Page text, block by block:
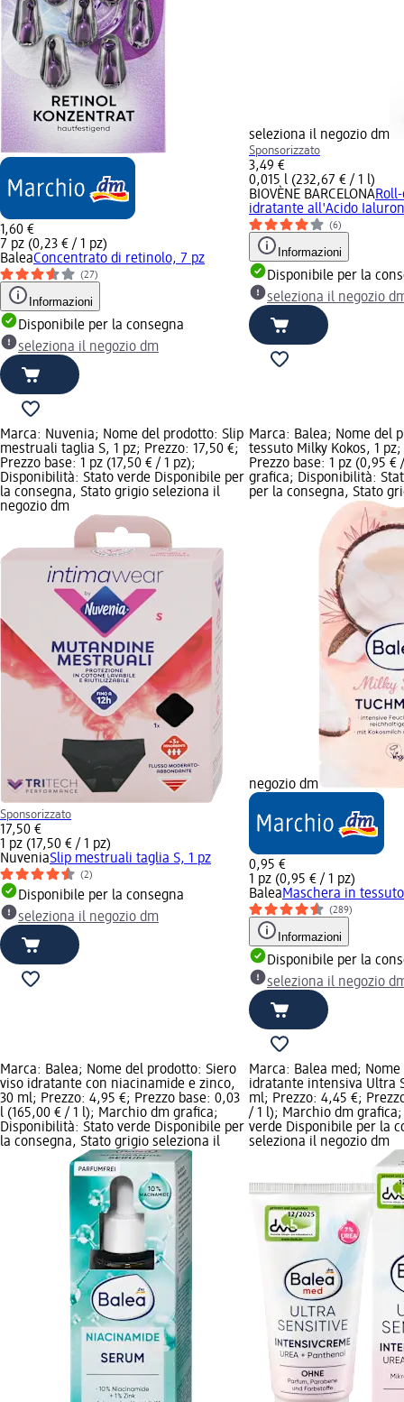
1,60 €
7 pz (0,23 € / 1 pz)
BaleaConcentrato di retinolo, 7 pz
(27)
Informazioni
Disponibile per la consegna
seleziona il negozio dm
seleziona il negozio dm
Sponsorizzato
3,49 €
0,015 l (232,67 € / 1 l)
BIOVÈNE BARCELONA
idratante all'Acido
(6)
Informazioni
Disponibile per la
seleziona il negozio
Marca: Nuvenia; Nome del prodotto: Slip
mestruali taglia S, 1 pz; Prezzo: 17,50 €;
Prezzo base: 1 pz (17,50 € / 1 pz);
Disponibilità: Stato verde Disponibile per
la consegna, Stato grigio seleziona il
negozio dm
Sponsorizzato
17,50 €
1 pz (17,50 € / 1 pz)
NuveniaSlip mestruali taglia S, 1 pz
(2)
Disponibile per la consegna
seleziona il negozio dm
Marca: Balea; Nome del
tessuto Milky Kokos, 1
Prezzo base: 1 pz (0,95
grafica; Disponibilità:
per la consegna, Stato
negozio dm
0,95 €
1 pz (0,95 € / 1 pz)
BaleaMaschera in
(289)
Informazioni
Disponibile per la
seleziona il negozio
Marca: Balea; Nome del prodotto: Siero
viso idratante con niacinamide e zinco,
30 ml; Prezzo: 4,95 €; Prezzo base: 0,03
l (165,00 € / 1 l); Marchio dm grafica;
Disponibilità: Stato verde Disponibile per
la consegna, Stato grigio seleziona il
Marca: Balea med;
idratante intensiva Ultra
ml; Prezzo: 4,45 €;
/ 1 l); Marchio dm
verde Disponibile per la
seleziona il negozio dm